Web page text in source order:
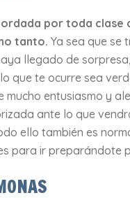
por toda clase
tanto. Ya sea que se
llegado de
que te ocurre sea
mucho entusiasmo y
ante lo que
ello también es
para ir preparándote